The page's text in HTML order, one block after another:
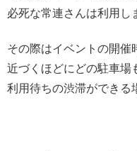
必死な常連さんは利用し
その際はイベントの開催
近づくほどにどの駐車場
利用待ちの渋滞ができる